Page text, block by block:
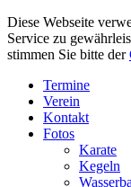
Diese Webseite
Service zu
stimmen Sie bitte der
Termine
Verein
Kontakt
Fotos
Karate
Kegeln